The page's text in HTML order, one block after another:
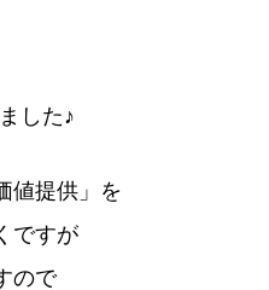
した♪
値提供」を
ですが
ので